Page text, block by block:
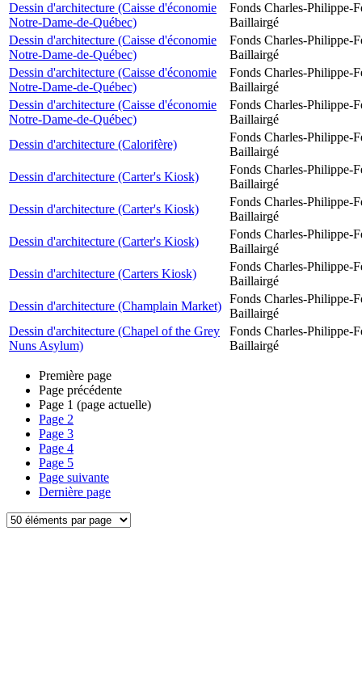
Dessin d'architecture (Caisse d'économie
Notre-Dame-de-Québec)
Fonds Charles-Philippe-
Baillairgé
Dessin d'architecture (Caisse d'économie
Notre-Dame-de-Québec)
Fonds Charles-Philippe-
Baillairgé
Dessin d'architecture (Caisse d'économie
Notre-Dame-de-Québec)
Fonds Charles-Philippe-
Baillairgé
Dessin d'architecture (Caisse d'économie
Notre-Dame-de-Québec)
Fonds Charles-Philippe-
Baillairgé
Dessin d'architecture (Calorifère)
Fonds Charles-Philippe-
Baillairgé
Dessin d'architecture (Carter's Kiosk)
Fonds Charles-Philippe-
Baillairgé
Dessin d'architecture (Carter's Kiosk)
Fonds Charles-Philippe-
Baillairgé
Dessin d'architecture (Carter's Kiosk)
Fonds Charles-Philippe-
Baillairgé
Dessin d'architecture (Carters Kiosk)
Fonds Charles-Philippe-
Baillairgé
Dessin d'architecture (Champlain Market)
Fonds Charles-Philippe-
Baillairgé
Dessin d'architecture (Chapel of the Grey
Nuns Asylum)
Fonds Charles-Philippe-
Baillairgé
Première page
Page précédente
Page 1 (page actuelle)
Page 2
Page 3
Page 4
Page 5
Page suivante
Dernière page